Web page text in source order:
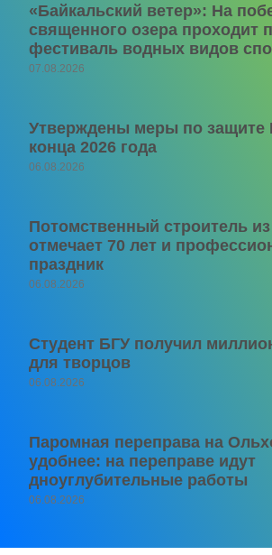
«Байкальский ветер»: На
священного озера проходит
фестиваль водных видов
07.08.2026
Утверждены меры по защите
конца 2026 года
06.08.2026
Потомственный строитель
отмечает 70 лет и
праздник
06.08.2026
Студент БГУ получил
для творцов
06.08.2026
Паромная переправа на
удобнее: на переправе идут
дноуглубительные работы
06.08.2026